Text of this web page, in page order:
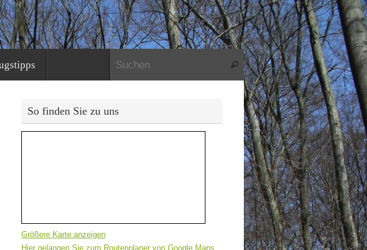
Suche nach:
Suchen
So finden Sie zu uns
Größere Karte anzeigen
Hier gelangen Sie zum Routenplaner von Google Maps